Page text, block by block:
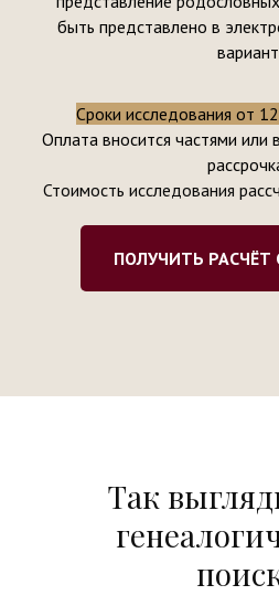
быть представлено в
Сроки исследования от
Оплата вносится частями
Стоимость исследования
ПОЛУЧИТЬ
Так